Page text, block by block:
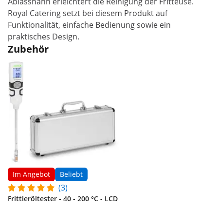
Royal Catering setzt bei diesem Produkt auf
Funktionalität, einfache Bedienung sowie ein
praktisches Design.
Zubehör
Im Angebot Beliebt
(3)
Frittieröltester - 40 - 200 °C - LCD